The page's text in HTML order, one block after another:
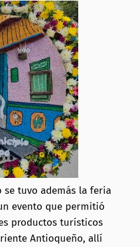
se tuvo además la feria
evento que permitió
productos turísticos
Antioqueño, allí